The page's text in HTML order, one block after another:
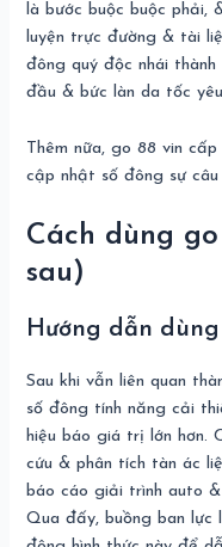
là bước buộc buộc phải,
luyện trực đường & tài
đông quý độc nhái
đầu & bức làn da tốc
Thêm nữa, go 88 vin
cập nhật số đông sự
Cách dùng
sau)
Hướng dẫn
Sau khi vẫn liên quan
số đông tính năng cải
hiệu báo giá trị lớn hơn.
cứu & phân tích tàn ác
báo cáo giải trình auto
Qua đấy, buồng ban lực